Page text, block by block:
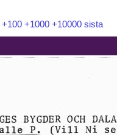
+100 +1000 +10000 sista